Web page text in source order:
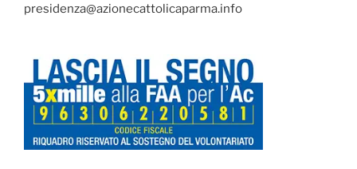
presidenza@azionecattolicaparma.info